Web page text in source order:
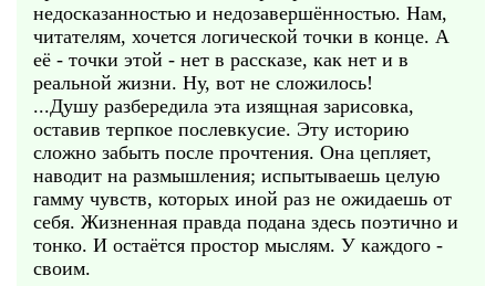
недосказанностью и недозавершённостью. Нам,
читателям, хочется логической точки в конце. А
её - точки этой - нет в рассказе, как нет и в
реальной жизни. Ну, вот не сложилось!
...Душу разбередила эта изящная зарисовка,
оставив терпкое послевкусие. Эту историю
сложно забыть после прочтения. Она цепляет,
наводит на размышления; испытываешь целую
гамму чувств, которых иной раз не ожидаешь от
себя. Жизненная правда подана здесь поэтично и
тонко. И остаётся простор мыслям. У каждого -
своим.